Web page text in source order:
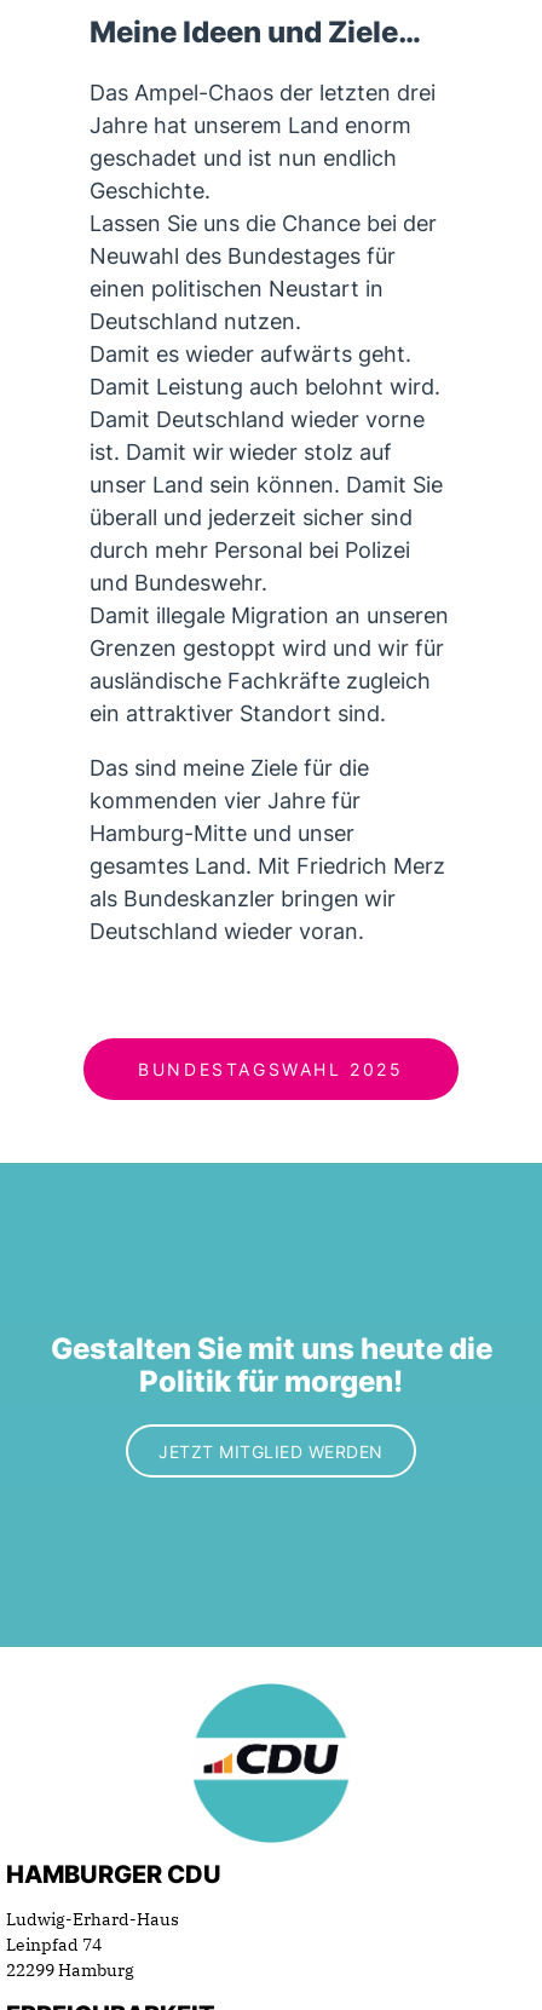
Meine Ideen und Ziele…
Das Ampel-Chaos der letzten drei
Jahre hat unserem Land enorm
geschadet und ist nun endlich
Geschichte.
Lassen Sie uns die Chance bei der
Neuwahl des Bundestages für
einen politischen Neustart in
Deutschland nutzen.
Damit es wieder aufwärts geht.
Damit Leistung auch belohnt wird.
Damit Deutschland wieder vorne
ist. Damit wirwieder stolz auf
unser Land sein können. Damit Sie
überall und jederzeit sicher sind
durch mehr Personal bei Polizei
und Bundeswehr.
Damit illegale Migration an unseren
Grenzen gestoppt wird und wir für
ausländische Fachkräfte zugleich
ein attraktiver Standort sind.
Das sind meine Ziele für die
kommenden vier Jahre für
Hamburg-Mitte und unser
gesamtes Land. Mit Friedrich Merz
als Bundeskanzler bringen wir
Deutschland wieder voran.
BUNDESTAGSWAHL 2025
Gestalten Sie mit uns heute die
Politik für morgen!
JETZT MITGLIED WERDEN
HAMBURGER CDU
Ludwig-Erhard-Haus
Leinpfad 74
22299 Hamburg